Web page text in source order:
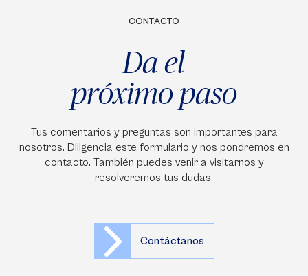
CONTACTO
Da el
próximo paso
Tus comentarios y preguntas son importantes para
nosotros. Diligencia este formulario y nos pondremos en
contacto. También puedes venir a visitarnos y
resolveremos tus dudas.
Contáctanos